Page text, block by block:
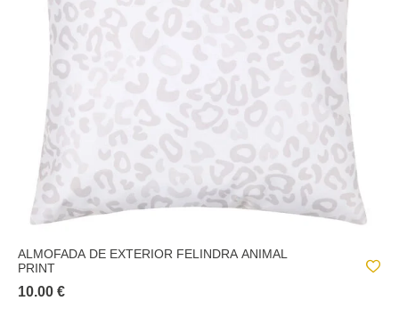
ALMOFADA DE EXTERIOR FELINDRA ANIMAL
PRINT
10.00 €